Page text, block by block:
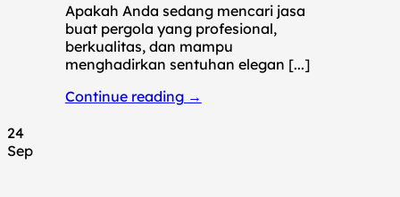
Apakah Anda sedang mencari jasa
buat pergola yang profesional,
berkualitas, dan mampu
menghadirkan sentuhan elegan [...]
Continue reading →
24
Sep